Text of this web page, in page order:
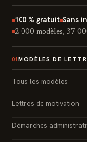
100 % gratuit Sans
2 000 modèles, 37
01 MODÈLES DE
Tous les modèles
Lettres de motivation
Démarches